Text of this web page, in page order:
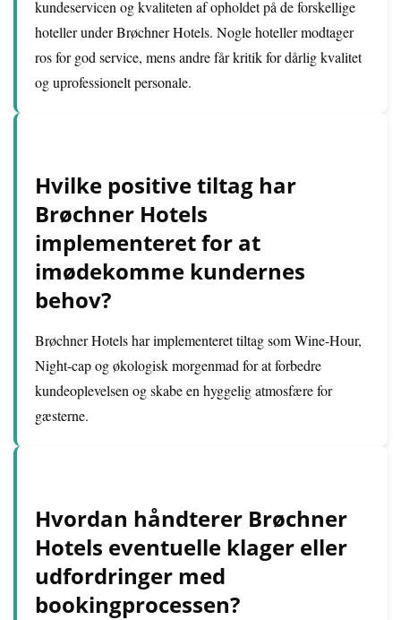
kundeservicen og kvaliteten af opholdet på de forskellige
hoteller under Brøchner Hotels. Nogle hoteller modtager
ros for god service, mens andre får kritik for dårlig kvalitet
og uprofessionelt personale.
Hvilke positive tiltag har
Brøchner Hotels
implementeret for at
imødekomme kundernes
behov?
Brøchner Hotels har implementeret tiltag som Wine-Hour,
Night-cap og økologisk morgenmad for at forbedre
kundeoplevelsen og skabe en hyggelig atmosfære for
gæsterne.
Hvordan håndterer Brøchner
Hotels eventuelle klager eller
udfordringer med
bookingprocessen?